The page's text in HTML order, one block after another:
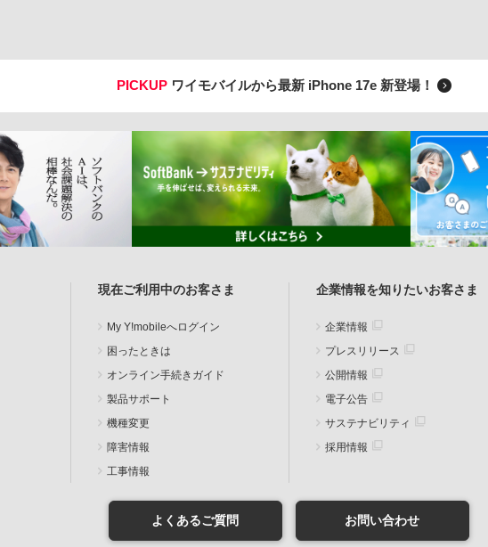
PICKUP ワイモバイルから最新 iPhone 17e 新登場！
現在ご利用中のお客さま
My Y!mobileへログイン
困ったときは
オンライン手続きガイド
製品サポート
機種変更
障害情報
工事情報
企業情報を知りたいお客さま
企業情報
プレスリリース
公開情報
電子公告
サステナビリティ
採用情報
よくあるご質問 お問い合わせ